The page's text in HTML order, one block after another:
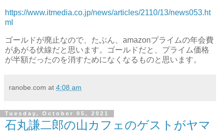
https://www.itmedia.co.jp/news/articles/2110/13/news053.ht
ml
ゴールドが廃止なので、たぶん、amazonプライムの年会費
があがる伏線だと思います。ゴールドだと、プライム価格
が半額だったのを消すためになくなるものと思います。
ranobe.com at 4:08 am
Tuesday, October 05, 2021
石丸謙二郎の山カフェのゲストがヤマ